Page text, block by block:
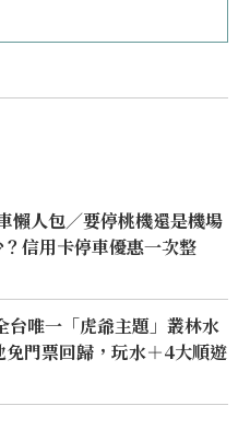
懶人包／要停桃機還是機場
信用卡停車優惠一次整
台唯一「虎爺主題」叢林水
門票回歸，玩水＋4大順遊